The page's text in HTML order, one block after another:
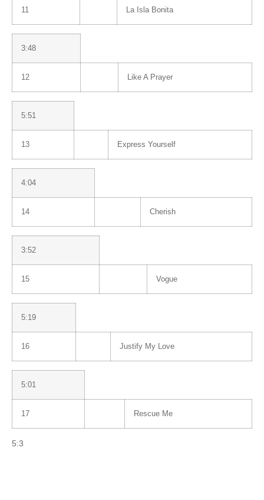
11 La Isla Bonita
3:48
12 Like A Prayer
5:51
13 Express Yourself
4:04
14 Cherish
3:52
15 Vogue
5:19
16 Justify My Love
5:01
17 Rescue Me
5:3